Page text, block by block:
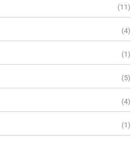
(11)
(4)
(1)
(5)
(4)
(1)